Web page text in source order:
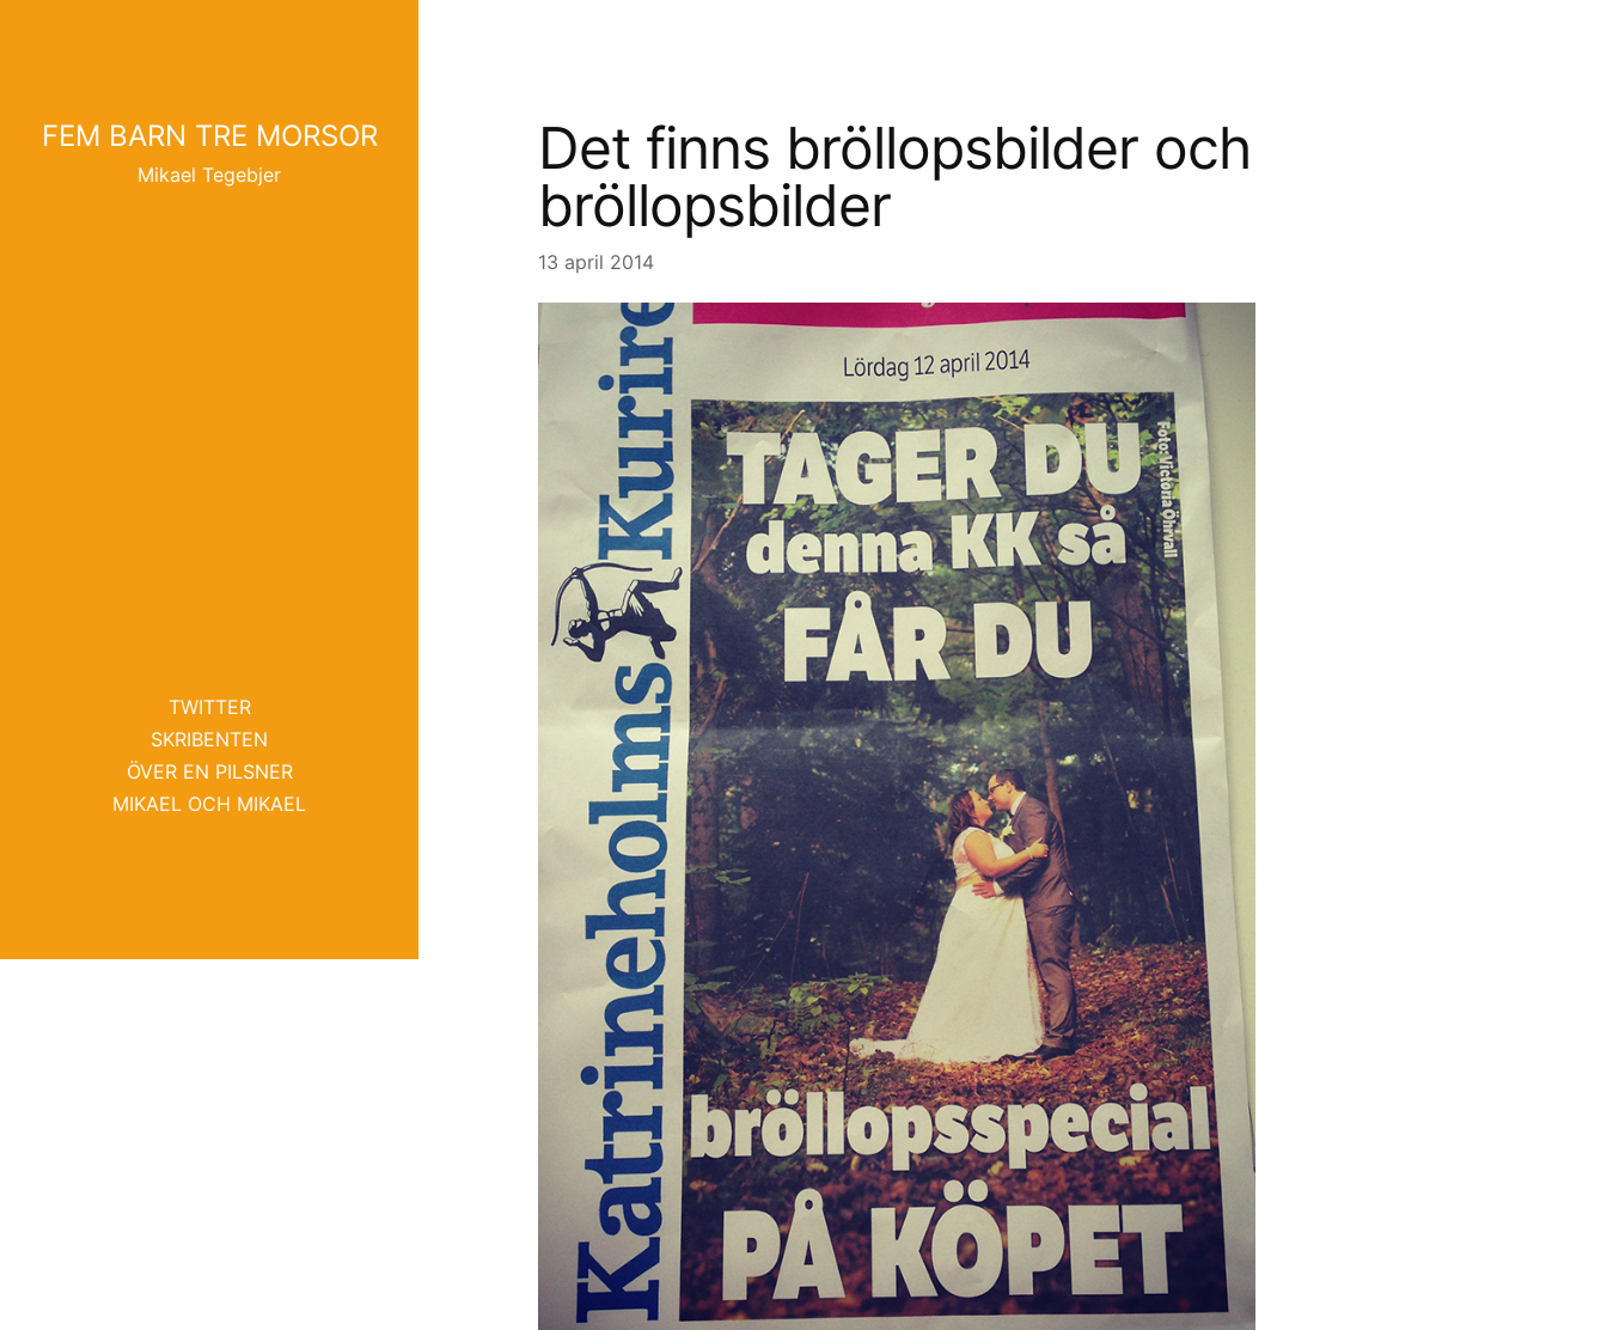
FEM BARN TRE MORSOR
Mikael Tegebjer
TWITTER
SKRIBENTEN
ÖVER EN PILSNER
MIKAEL OCH MIKAEL
Det finns bröllopsbilder och
bröllopsbilder
13 april 2014